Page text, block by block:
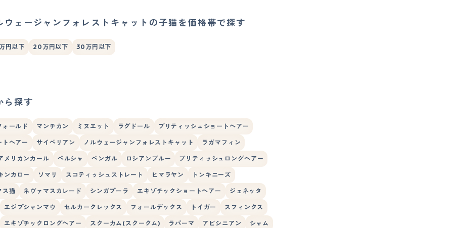
ウェージャンフォレストキャットの子猫を価格帯で探す
円以下 20万円以下 30万円以下
ら探す
ォールド マンチカン ミヌエット ラグドール ブリティッシュショートヘアー
トヘアー サイベリアン ノルウェージャンフォレストキャット ラガマフィン
メリカンカール ペルシャ ベンガル ロシアンブルー ブリティッシュロングヘアー
ンカロー ソマリ スコティッシュストレート ヒマラヤン トンキニーズ
ス猫 ネヴァマスカレード シンガプーラ エキゾチックショートヘアー ジェネッタ
エジプシャンマウ セルカークレックス フォールデックス トイガー スフィンクス
エキゾチックロングヘアー スクーカム(スクークム) ラパーマ アビシニアン シャム